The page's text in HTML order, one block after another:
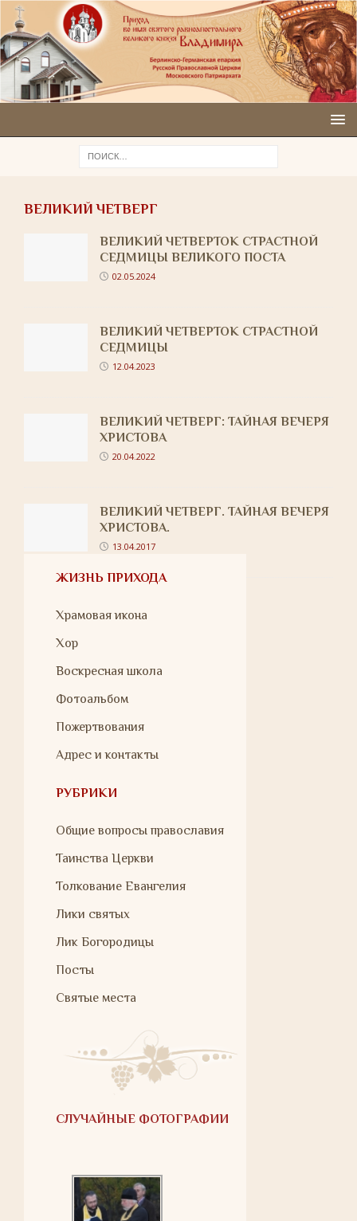
ВЕЛИКИЙ ЧЕТВЕРГ
ВЕЛИКИЙ ЧЕТВЕРТОК СТРАСТНОЙ
СЕДМИЦЫ ВЕЛИКОГО ПОСТА
02.05.2024
ВЕЛИКИЙ ЧЕТВЕРТОК СТРАСТНОЙ
СЕДМИЦЫ
12.04.2023
ВЕЛИКИЙ ЧЕТВЕРГ: ТАЙНАЯ ВЕЧЕРЯ
ХРИСТОВА
20.04.2022
ВЕЛИКИЙ ЧЕТВЕРГ. ТАЙНАЯ ВЕЧЕРЯ
ХРИСТОВА.
13.04.2017
ЖИЗНЬ ПРИХОДА
Храмовая икона
Хор
Воскресная школа
Фотоальбом
Пожертвования
Адрес и контакты
РУБРИКИ
Общие вопросы православия
Таинства Церкви
Толкование Евангелия
Лики святых
Лик Богородицы
Посты
Святые места
СЛУЧАЙНЫЕ ФОТОГРАФИИ